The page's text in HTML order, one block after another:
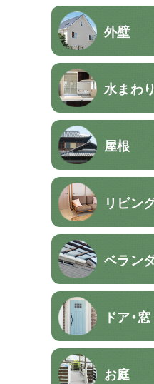
外壁
水まわり
屋根
リビン
ベラン
ドア・窓
お庭